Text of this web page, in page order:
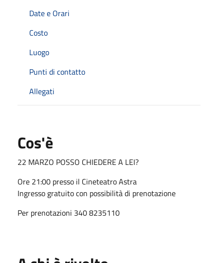
Date e Orari
Costo
Luogo
Punti di contatto
Allegati
Cos'è
22 MARZO POSSO CHIEDERE A LEI?
Ore 21:00 presso il Cineteatro Astra
Ingresso gratuito con possibilità di prenotazione
Per prenotazioni 340 8235110